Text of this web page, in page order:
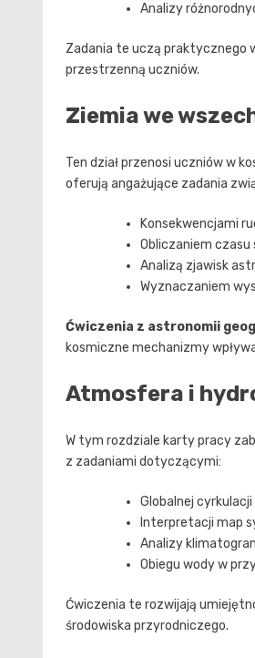
Analizy
Zadania te uczą praktycznego
przestrzenną uczniów.
Ziemia we
Ten dział przenosi uczniów w
oferują angażujące zadania
Konsekwencjami
Obliczaniem
Analizą zjawisk
Wyznaczaniem
Ćwiczenia z astronomii
kosmiczne mechanizmy
Atmosfera i
W tym rozdziale karty pracy
z zadaniami dotyczącymi:
Globalnej
Interpretacji map
Analizy
Obiegu wody w
Ćwiczenia te rozwijają
środowiska przyrodniczego.